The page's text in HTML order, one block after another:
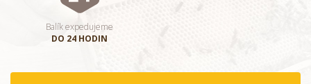
Balík expedujeme
DO 24 HODIN